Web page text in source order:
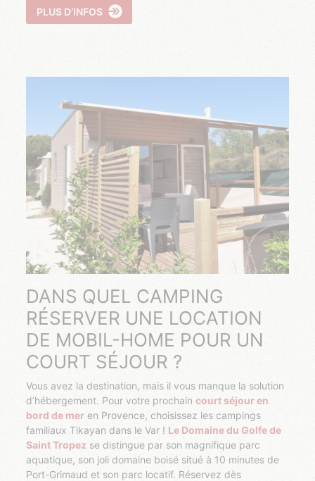
PLUS D’INFOS
DANS QUEL CAMPING
RÉSERVER UNE LOCATION
DE MOBIL-HOME POUR UN
COURT SÉJOUR ?
Vous avez la destination, mais il vous manque la solution
d’hébergement. Pour votre prochaincourt séjour en
bord de mer en Provence, choisissez les campings
familiaux Tikayan dans le Var ! Le Domaine du Golfe de
Saint Tropez se distingue par son magnifique parc
aquatique, son joli domaine boisé situé à 10 minutes de
Port-Grimaud et son parc locatif. Réservez dès